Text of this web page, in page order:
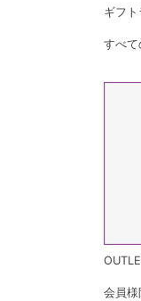
ギフ
すべて
会員様